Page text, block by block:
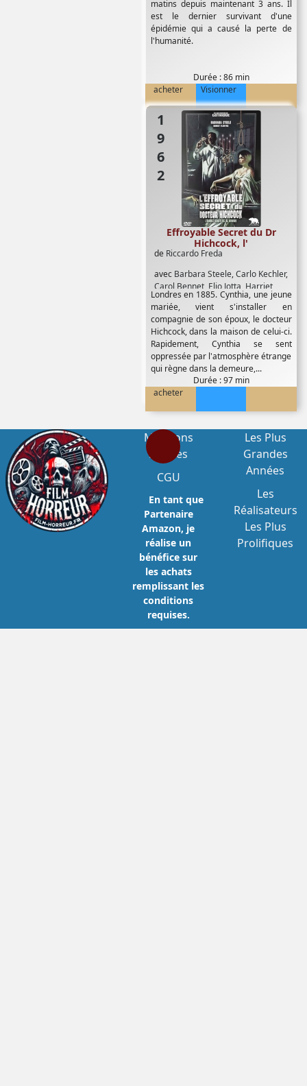
Rossi-Stuart,Umberto Raho, Vincent
Price
matins depuis maintenant 3 ans. Il
est le dernier survivant d'une
épidémie qui a causé la perte de
l'humanité.
Durée : 86 min
acheter
Visionner
1962
de Riccardo Freda
avec Barbara Steele,Carlo Kechler,
Carol Bennet, Elio Jotta Harriet
Medin, Leonard Elliott,Peter
Baldwin
Reginald Price Anderson ,
Umberto Raho
Effroyable Secret du Dr
Hichcock, l'
Londres en 1885. Cynthia, une jeune
mariée, vient s'installer en
compagnie de son époux, le docteur
Hichcock, dans la maison de celui-ci.
Rapidement, Cynthia se sent
oppressée par l'atmosphère étrange
qui règne dans la demeure,...
Durée : 97 min
acheter
Mentions
Légales
CGU
En tant que
Partenaire
Amazon, je
réalise un
bénéfice sur
les achats
remplissant les
conditions
requises.
Les Plus
Grandes
Années
Les
Réalisateurs
Les Plus
Prolifiques